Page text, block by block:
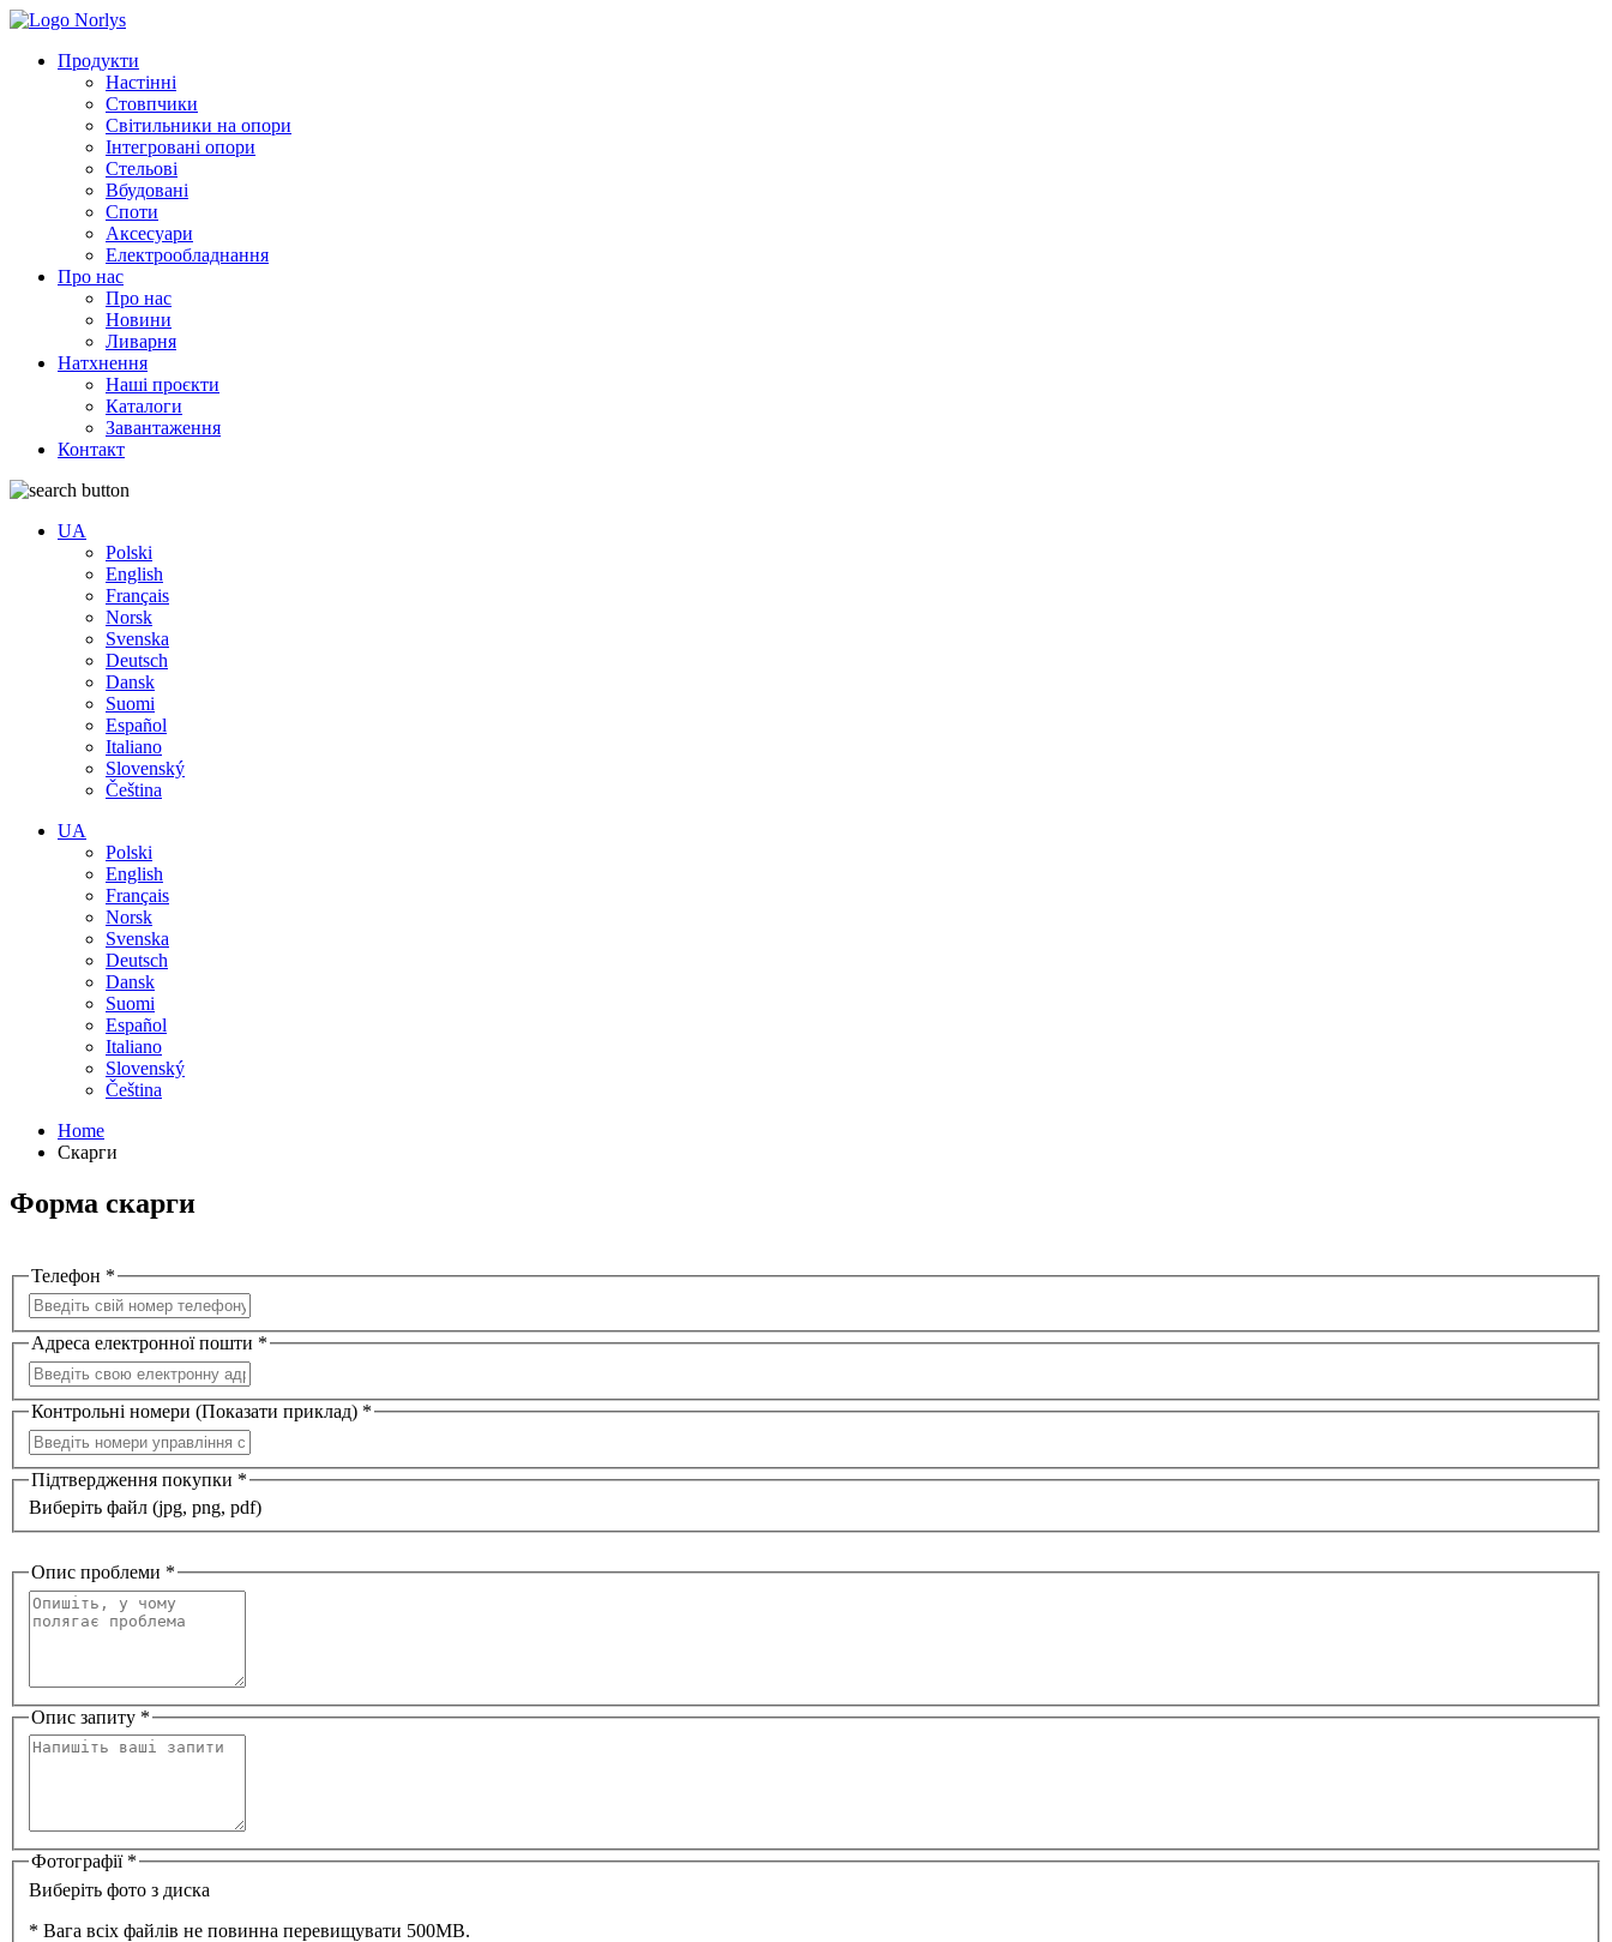
Продукти
Настінні
Стовпчики
Світильники на опори
Інтегровані опори
Стельові
Вбудовані
Споти
Аксесуари
Електрообладнання
Про нас
Про нас
Новини
Ливарня
Натхнення
Наші проєкти
Каталоги
Завантаження
Контакт
UA
Polski
English
Français
Norsk
Svenska
Deutsch
Dansk
Suomi
Español
Italiano
Slovenský
Čeština
UA
Polski
English
Français
Norsk
Svenska
Deutsch
Dansk
Suomi
Español
Italiano
Slovenský
Čeština
Home
Скарги
Форма скарги
Телефон *
Адреса електронної пошти *
Контрольні номери (Показати приклад) *
Підтвердження покупки *
Виберіть файл (jpg, png, pdf)
Опис проблеми *
Опис запиту *
Фотографії *
Виберіть фото з диска
* Вага всіх файлів не повинна перевищувати 500MB.